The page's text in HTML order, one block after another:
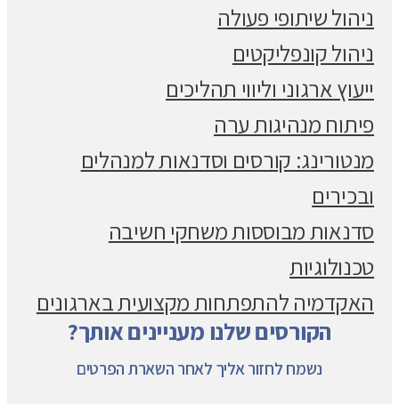
ניהול שיתופי פעולה
ניהול קונפליקטים
ייעוץ ארגוני וליווי תהליכים
פיתוח מנהיגות ערה
מנטורינג: קורסים וסדנאות למנהלים
ובכירים
סדנאות מבוססות משחקי חשיבה
טכנולוגיות
האקדמיה להתפתחות מקצועית בארגונים
הקורסים שלנו מעניינים אותך?
נשמח לחזור אליך לאחר השארת הפרטים